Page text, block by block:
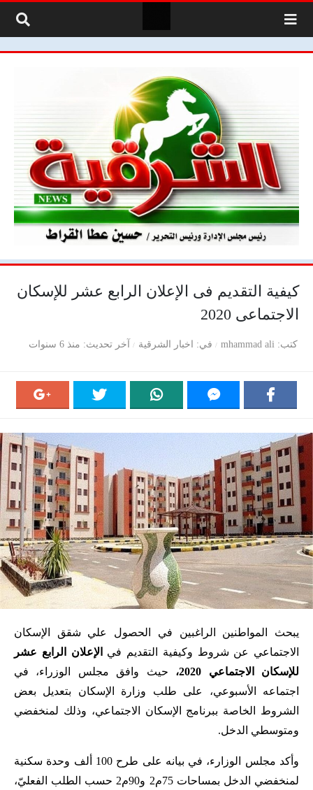
كيفية التقديم فى الإعلان الرابع عشر للإسكان
الاجتماعى 2020
كتب mhammad ali في اخبار الشرقية آخر تحديث منذ 6 سنوات
يبحث المواطنين الراغبين في الحصول علي شقق الإسكان
الاجتماعي عن شروط وكيفية التقديم في الإعلان الرابع عشر
للإسكان الاجتماعي 2020،
حيث وافق مجلس الوزراء، في
اجتماعه الأسبوعي، على طلب وزارة الإسكان بتعديل بعض
الشروط الخاصة ببرنامج الإسكان الاجتماعي، وذلك لمنخفضي
ومتوسطي الدخل.
وأكد مجلس الوزارء، في بيانه على طرح 100 ألف وحدة سكنية
لمنخفضي الدخل بمساحات 75م2 و90م2 حسب الطلب الفعليّ،